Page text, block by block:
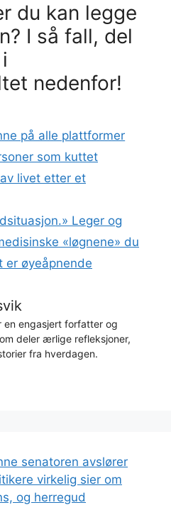
du kan legge
I så fall, del
nedenfor!
på alle plattformer
som kuttet
livet etter et
Leger og
«løgnene» du
er øyeåpnende
en engasjert forfatter og
deler ærlige refleksjoner,
fra hverdagen.
senatoren avslører
virkelig sier om
og herregud